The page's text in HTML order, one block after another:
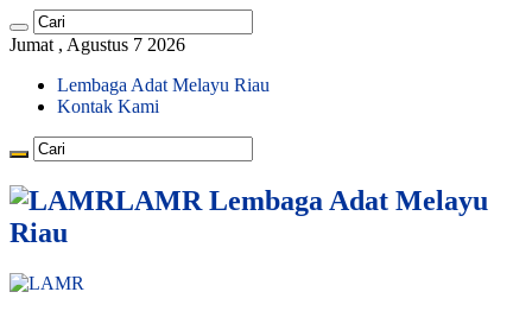
Jumat , Agustus 7 2026
Lembaga Adat Melayu Riau
Kontak Kami
LAMR Lembaga Adat Melayu
Riau